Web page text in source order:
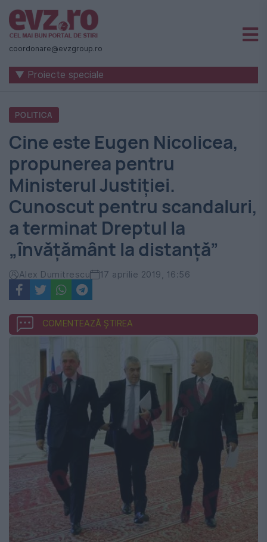
Știri
naționale
internaționale
România
-
Evenimentul
Zilei
coordonare@evzgroup.ro
▼ Proiecte speciale
POLITICA
Cine este Eugen Nicolicea,
propunerea pentru
Ministerul Justiției.
Cunoscut pentru scandaluri,
a terminat Dreptul la
„învățământ la distanță”
Alex Dumitrescu 17 aprilie 2019, 16:56
COMENTEAZĂ ȘTIREA